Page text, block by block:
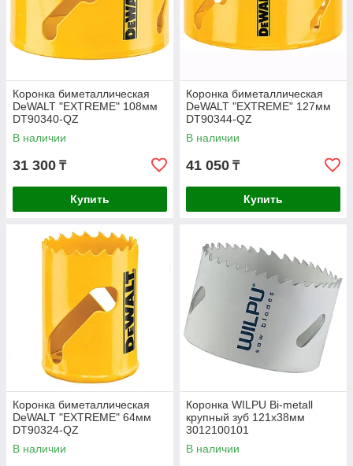
Коронка биметаллическая
DeWALT "EXTREME" 108мм
DT90340-QZ
В наличии
31 300 ₸
Купить
Коронка биметаллическая
DeWALT "EXTREME" 127мм
DT90344-QZ
В наличии
41 050 ₸
Купить
Коронка биметаллическая
DeWALT "EXTREME" 64мм
DT90324-QZ
В наличии
Коронка WILPU Bi-metall
крупный зуб 121х38мм
3012100101
В наличии